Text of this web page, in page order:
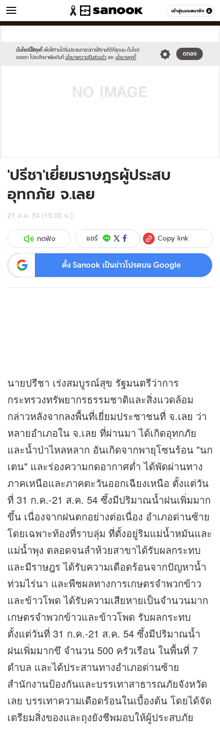
เข้าสู่ระบบสมาชิก
ข่าว หมวดอื่นๆ
เว็บไซต์นี้ใช้คุกกี้ เพื่อให้ท่านได้รับประสบการณ์การใช้งานที่ดีที่สุดบน เว็บไซต์
ของเรา โปรดศึกษาเพิ่มเติมที่ นโยบายความเป็นส่วนตัว และ นโยบายคุกกี้
ตกลง
sanook.png
image.jpg
'ปรีชา'เยี่ยมราษฎรผู้ประสบ
อุทกภัย จ.เลย
21 ส.ค. 54 (15:05 น.)
กดฟัง แชร์ Copy link
ตั้ง Sanook เป็นข่าวโปรดบน Google
นายปรีชา เร่งสมบูรณ์สุข รัฐมนตรีว่าการ
กระทรวงทรัพยากรธรรมชาติและสิ่งแวดล้อม
กล่าวหลังจากลงพื้นที่เยี่ยมประชาชนที่ จ.เลย ว่า
หลายอำเภอใน จ.เลย ที่ผ่านมา ได้เกิดอุทกภัย
และน้ำป่าไหลหลาก อันเกิดจากพายุโซนร้อน "นก
เตน" และร่องความกดอากาศต่ำ ได้พัดผ่านทาง
ภาคเหนือและภาคตะวันออกเฉียงเหนือ ตั้งแต่วัน
ที่ 31 ก.ค.-21 ส.ค. 54 ซึ้งมีปริมาณน้ำฝนเพิ่มมาก
ขึ้น เนื่องจากฝนตกอย่างต่อเนื่อง อำเภอด่านซ้าย
โดยเฉพาะท้องที่ราบลุ่ม ที่ตั้งอยู่ริมแม่น้ำหมันและ
แม่น้ำพุง ตลอดจนลำห้วยสาขาได้รับผลกระทบ
และมีราษฎร ได้รับความเดือดร้อนจากปัญหาน้ำ
ท่วมไร่นา และพืชผลทางการเกษตรจำพวกข้าว
และข้าวโพด ได้รับความเสียหายเป็นจำนวนมาก
เกษตรจำพวกข้าวและข้าวโพด รับผลกระทบ
ตั้งแต่วันที่ 31 ก.ค.-21 ส.ค. 54 ซึ้งมีปริมาณน้ำ
ฝนเพิ่มมากขึ จำนวน 500 ครัวเรือน ในพื้นที่ 7
ตำบล และได้ประสานทางอำเภอด่านซ้าย
สำนักงานป้องกันและบรรเทาสาธารณภัยจังหวัด
เลย บรรเทาความเดือดร้อนในเบื้องต้น โดยได้จัด
เตรียมสิ่งของและถุงยังชีพมอบให้ผู้ประสบภัย